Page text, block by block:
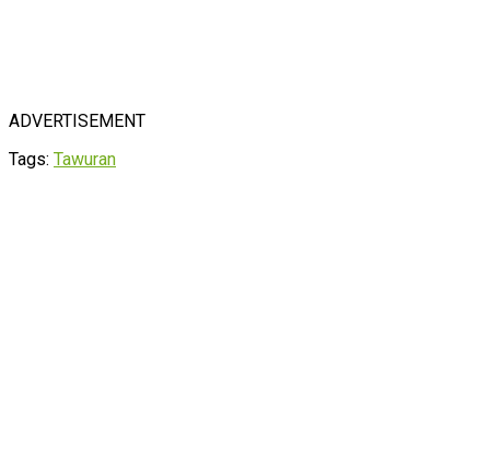
ADVERTISEMENT
Tags: Tawuran